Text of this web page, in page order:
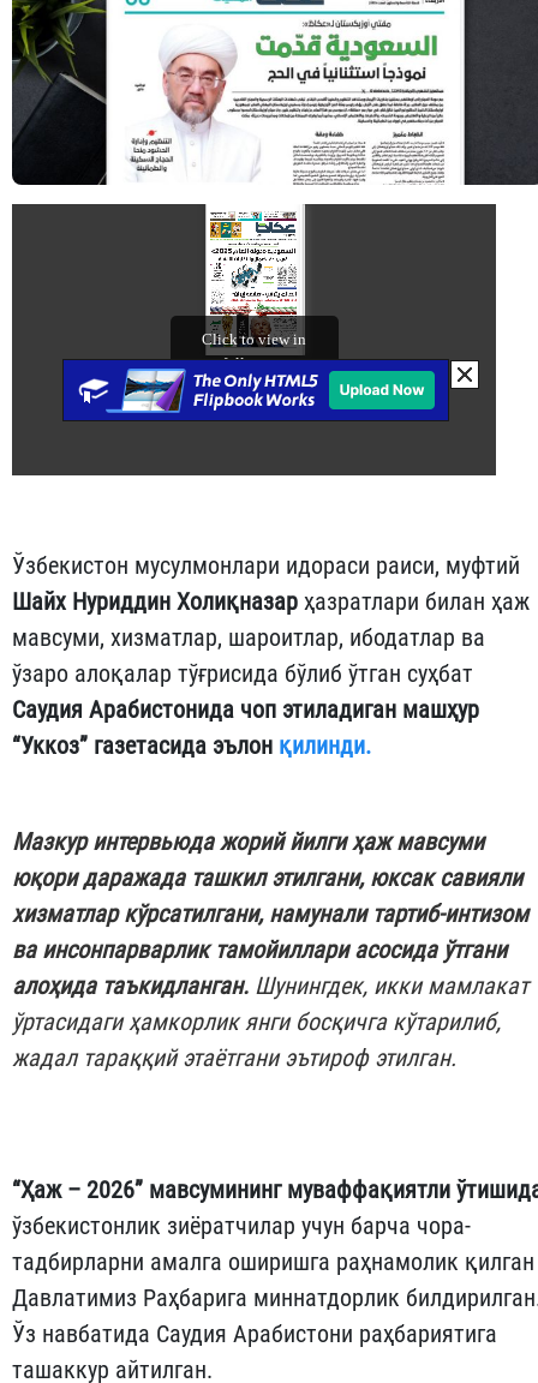
Ўзбекистон мусулмонлари идораси раиси, муфтий
Шайх Нуриддин Холиқназар ҳазратлари билан ҳаж
мавсуми, хизматлар, шароитлар, ибодатлар ва
ўзаро алоқалар тўғрисида бўлиб ўтган суҳбат
Саудия Арабистонида чоп этиладиган машҳур
“Уккоз” газетасида эълон қилинди.
Мазкур интервьюда жорий йилги ҳаж мавсуми
юқори даражада ташкил этилгани, юксак савияли
хизматлар кўрсатилгани, намунали тартиб-интизом
ва инсонпарварлик тамойиллари асосида ўтгани
алоҳида таъкидланган. Шунингдек, икки мамлакат
ўртасидаги ҳамкорлик янги босқичга кўтарилиб,
жадал тараққий этаётгани эътироф этилган.
“Ҳаж – 2026” мавсумининг муваффақиятли
ўзбекистонлик зиёратчилар учун барча чора-
тадбирларни амалга оширишга раҳнамолик қилган
Давлатимиз Раҳбарига миннатдорлик
Ўз навбатида Саудия Арабистони раҳбариятига
ташаккур айтилган.